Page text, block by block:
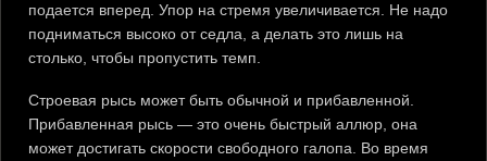
подается вперед. Упор на стремя увеличивается. Не надо
подниматься высоко от седла, а делать это лишь на
столько, чтобы пропустить темп.
Строевая рысь может быть обычной и прибавленной.
Прибавленная рысь — это очень быстрый аллюр, она
может достигать скорости свободного галопа. Во время